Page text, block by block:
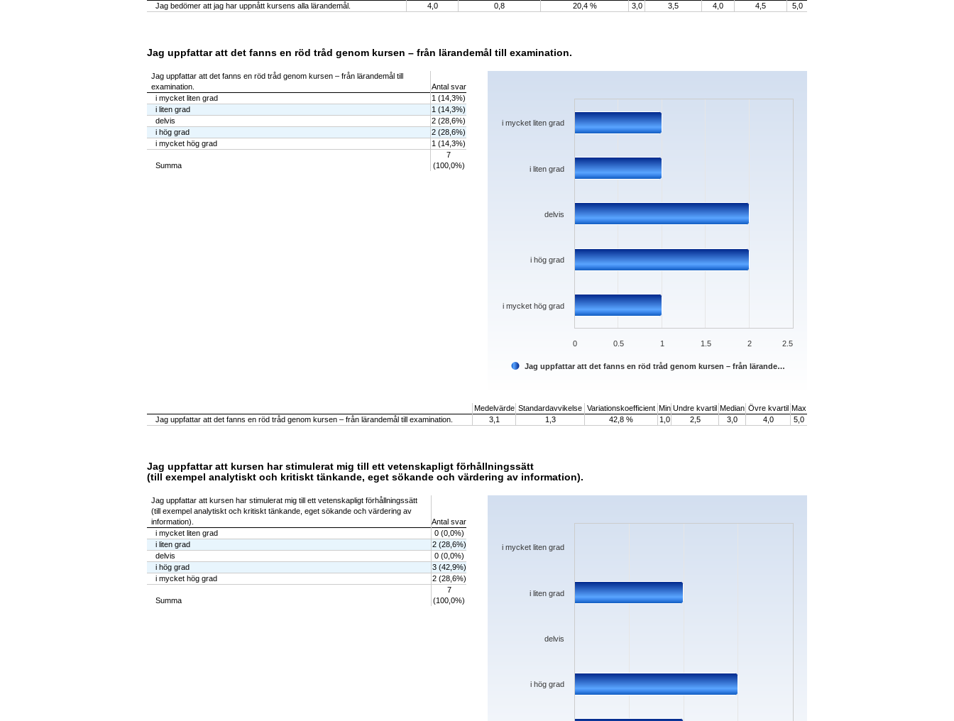
Jag bedömer att jag har uppnått kursens alla lärandemål.
4,0 0,8 20,4 % 3,0 3,5 4,0 4,5 5,0
Jag uppfattar att det fanns en röd tråd genom kursen – från lärandemål till examination.
Jag uppfattar att det fanns en röd tråd genom kursen – från lärandemål till
examination.
Antal svar
i mycket liten grad
1 (14,3%)
i liten grad
1 (14,3%)
delvis
2 (28,6%)
i hög grad
2 (28,6%)
i mycket hög grad
1 (14,3%)
Summa
7
(100,0%)
Chart
The chart has 1 X axis displaying categories.
The chart has 1 Y axis displaying values. Data ranges from 1 to 2.
Jag uppfattar att det fanns en röd tråd genom kursen – från lärande…
i mycket hög grad
i hög grad
delvis
i liten grad
i mycket liten grad
0 0.5 1 1.5 2 2.5
Medelvärde Standardavvikelse Variationskoefficient Min Undre kvartil Median Övre kvartil Max
Jag uppfattar att det fanns en röd tråd genom kursen – från lärandemål till examination.
3,1 1,3 42,8 % 1,0 2,5 3,0 4,0 5,0
Jag uppfattar att kursen har stimulerat mig till ett vetenskapligt förhållningssätt
(till exempel analytiskt och kritiskt tänkande, eget sökande och värdering av information).
Jag uppfattar att kursen har stimulerat mig till ett vetenskapligt förhållningssätt
(till exempel analytiskt och kritiskt tänkande, eget sökande och värdering av
information).
Antal svar
i mycket liten grad
0 (0,0%)
i liten grad
2 (28,6%)
delvis
0 (0,0%)
i hög grad
3 (42,9%)
i mycket hög grad
2 (28,6%)
Summa
7
(100,0%)
Chart
The chart has 1 X axis displaying categories.
i hög grad
delvis
i liten grad
i mycket liten grad